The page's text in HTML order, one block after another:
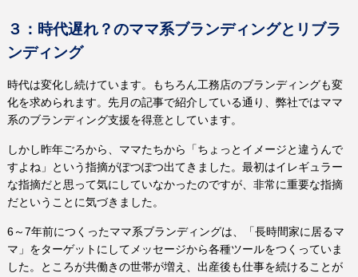
３：時代遅れ？のママ系ブランディングとリブラ
ンディング
時代は変化し続けています。もちろん工務店のブランディングも変
化を求められます。先月の記事で紹介している通り、弊社ではママ
系のブランディング支援を得意としています。
しかし昨年ごろから、ママたちから「ちょっとイメージと違うんで
すよね」という指摘がぽつぽつ出てきました。最初はイレギュラー
な指摘だと思って気にしていなかったのですが、非常に重要な指摘
だということに気づきました。
6～7年前につくったママ系ブランディングは、「長時間家に居るマ
マ」をターゲットにしてメッセージから各種ツールをつくっていま
した。ところが共働きの世帯が増え、出産後も仕事を続けることが